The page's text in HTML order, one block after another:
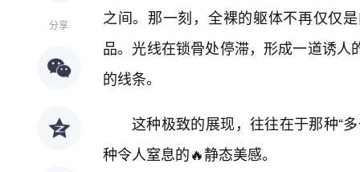
分享
之间。那一刻，全裸的躯体不再仅仅
品。光线在锁骨处停滞，形成一道诱
的线条。
这种极致的展现，往往在于那种“
种令人窒息的🔥静态美感。